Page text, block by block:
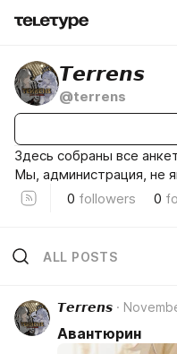
𝙏𝙚𝙧𝙧𝙚𝙣𝙨
@terrens
Здесь собраны все
Мы, администрация, не
0 followers 0
ALL POSTS
𝙏𝙚𝙧𝙧𝙚𝙣𝙨
Авантюрин